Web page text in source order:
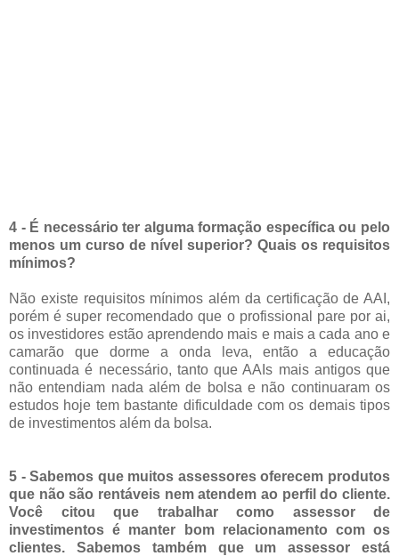
4 - É necessário ter alguma formação específica ou pelo
menos um curso de nível superior? Quais os requisitos
mínimos?
Não existe requisitos mínimos além da certificação de AAI,
porém é super recomendado que o profissional pare por ai,
os investidores estão aprendendo mais e mais a cada ano e
camarão que dorme a onda leva, então a educação
continuada é necessário, tanto que AAIs mais antigos que
não entendiam nada além de bolsa e não continuaram os
estudos hoje tem bastante dificuldade com os demais tipos
de investimentos além da bolsa.
5 - Sabemos que muitos assessores oferecem produtos
que não são rentáveis nem atendem ao perfil do cliente.
Você citou que trabalhar como assessor de
investimentos é manter bom relacionamento com os
clientes. Sabemos também que um assessor está